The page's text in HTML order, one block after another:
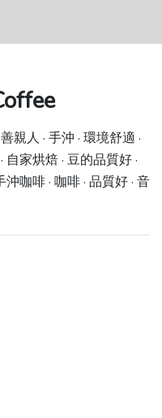
親人 · 手沖 · 環境舒適 ·
自家烘焙 · 豆的品質好 ·
咖啡 · 咖啡 · 品質好 · 音